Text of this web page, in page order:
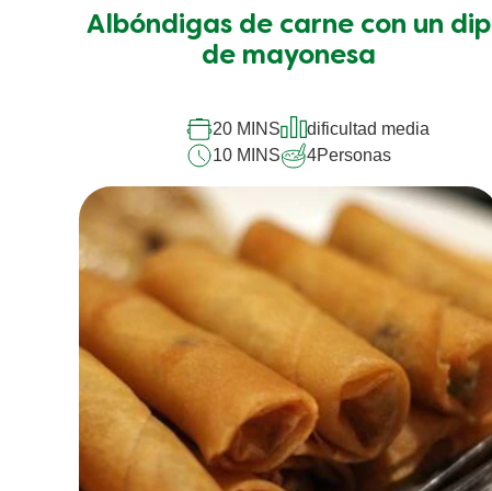
enviado
calificaciones
para
recipe
Albóndigas de carne con un dip
de mayonesa
20 MINS
dificultad media
10 MINS
4Personas